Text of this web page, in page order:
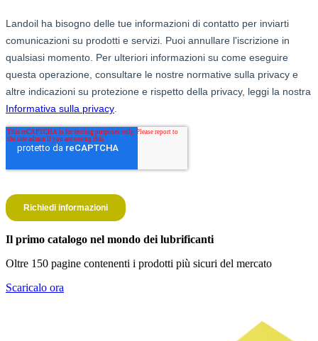
Il primo catalogo nel mondo dei lubrificanti
Oltre 150 pagine contenenti i prodotti più sicuri del mercato
Scaricalo ora